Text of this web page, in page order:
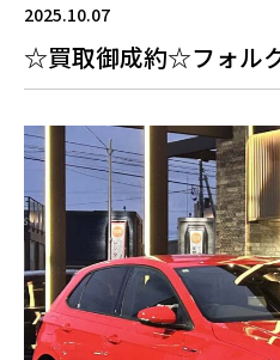
お問い合わせ
2025.10.07
☆買取御成約☆フォル